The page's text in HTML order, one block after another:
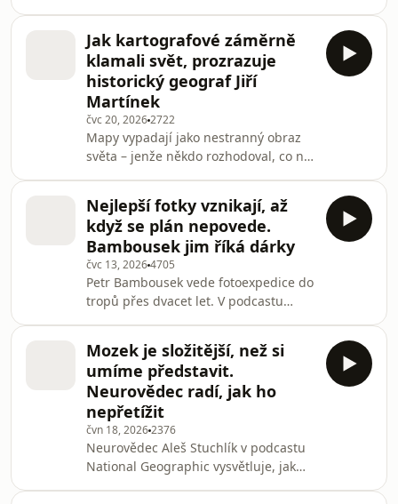
překladatelka ze staroseverštiny a
norštiny z Fakulty humanitních studií
Univerzity Karlovy.
Jak kartografové záměrně
klamali svět, prozrazuje
historický geograf Jiří
Martínek
čvc 20, 20262722
Mapy vypadají jako nestranný obraz
světa – jenže někdo rozhodoval, co na
Geographic o falešných hájovnách,
hranicích kreslených vojáky a rekordu
starém 256 let.
Nejlepší fotky vznikají, až
když se plán nepovede.
Bambousek jim říká dárky
čvc 13, 20264705
Petr Bambousek vede fotoexpedice do
tropů přes dvacet let. V podcastu
fotografií provede umělá inteligence.
Mozek je složitější, než si
umíme představit.
Neurovědec radí, jak ho
nepřetížit
čvn 18, 20262376
Neurovědec Aleš Stuchlík v podcastu
National Geographic vysvětluje, jak